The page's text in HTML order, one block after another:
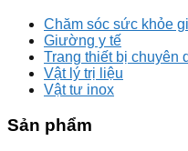
Chăm sóc sức khỏe
Giường y tế
Trang thiết bị chuyên
Vật lý trị liệu
Vật tư inox
Sản phẩm